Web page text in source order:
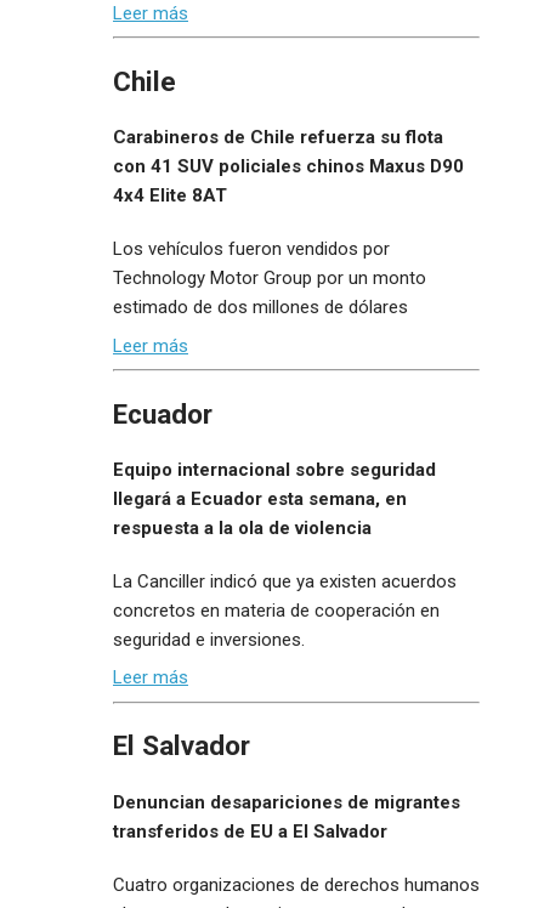
Leer más
Chile
Carabineros de Chile refuerza su flota
con 41 SUV policiales chinos Maxus D90
4x4 Elite 8AT
Los vehículos fueron vendidos por
Technology Motor Group por un monto
estimado de dos millones de dólares
Leer más
Ecuador
Equipo internacional sobre seguridad
llegará a Ecuador esta semana, en
respuesta a la ola de violencia
La Canciller indicó que ya existen acuerdos
concretos en materia de cooperación en
seguridad e inversiones.
Leer más
El Salvador
Denuncian desapariciones de migrantes
transferidos de EU a El Salvador
Cuatro organizaciones de derechos humanos